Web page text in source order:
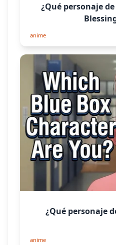
¿Qué personaje
anime
¿Qué personaje
anime